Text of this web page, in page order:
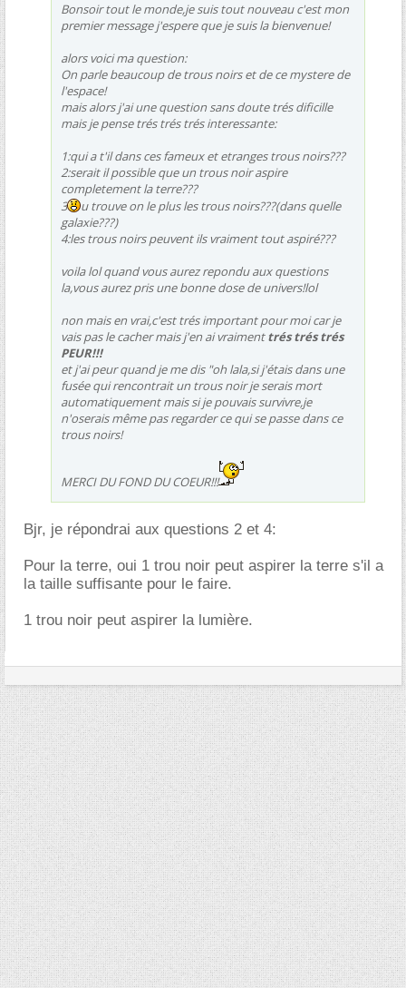
Bonsoir tout le monde,je suis tout nouveau c'est mon
premier message j'espere que je suis la bienvenue!
alors voici ma question:
On parle beaucoup de trous noirs et de ce mystere de
l'espace!
mais alors j'ai une question sans doute trés dificille
mais je pense trés trés trés interessante:
1:qui a t'il dans ces fameux et etranges trous noirs???
2:serait il possible que un trous noir aspire
completement la terre???
3
u trouve on le plus les trous noirs???(dans quelle
galaxie???)
4:les trous noirs peuvent ils vraiment tout aspiré???
voila lol quand vous aurez repondu aux questions
la,vous aurez pris une bonne dose de univers!lol
non mais en vrai,c'est trés important pour moi car je
vais pas le cacher mais j'en ai vraimenttrés trés trés
PEUR!!!
et j'ai peur quand je me dis "oh lala,si j'étais dans une
fusée qui rencontrait un trous noir je serais mort
automatiquement mais si je pouvais survivre,je
n'oserais même pas regarder ce qui se passe dans ce
trous noirs!
MERCI DU FOND DU COEUR!!!
Bjr, je répondrai aux questions 2 et 4:
Pour la terre, oui 1 trou noir peut aspirer la terre s'il a
la taille suffisante pour le faire.
1 trou noir peut aspirer la lumière.